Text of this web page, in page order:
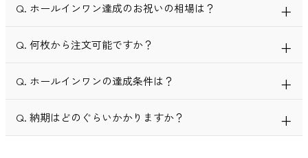
A. 適格請求書発行業者として、領収書・請求書においてインボ
Q. ホールインワン達成のお祝いの相場は？
A. ホールインワン達成時には、祝福を分かち合う意味で記念品
安としては、キャディへのご祝儀が1万円～5万円程度、記念品
Q. 何枚から注文可能ですか？
A. 1枚から対応いたします。また、100枚以上の大口注文なども
Q. ホールインワンの達成条件は？
A. 基本的には、キャディに目撃されれば達成になります。セル
フルプレーの場合はゴルフ場関係者の目撃/前後の組の第三者が
Q. 納期はどのぐらいかかりますか？